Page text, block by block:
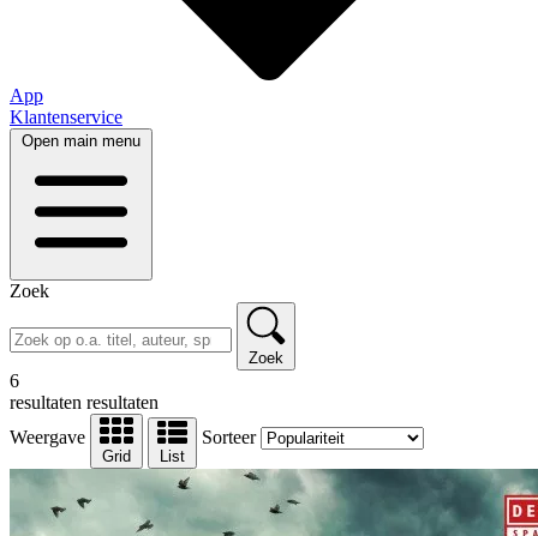
App
Klantenservice
Open main menu
Zoek
Zoek
6
resultaten resultaten
Weergave
Grid List
Sorteer